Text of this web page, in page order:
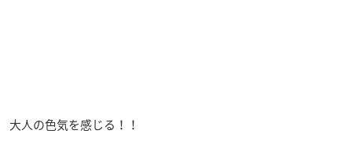
大人の色気を感じる！！